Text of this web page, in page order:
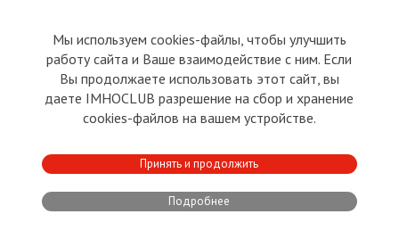
Вадим Фальков
Журналист, депутат Рижской думы
​Железная дорога
Переформатирование
Русский Человек. Ветеран. Участник прошлых, нынешних и
будущих.
Мы используем cookies-файлы, чтобы улучшить
работу сайта и Ваше взаимодействие с ним. Если
Вы продолжаете использовать этот сайт, вы
даете IMHOCLUB разрешение на сбор и хранение
cookies-файлов на вашем устройстве.
Принять и продолжить
Подробнее